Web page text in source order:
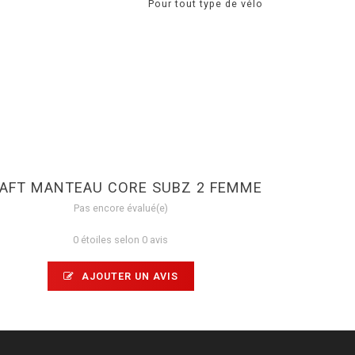
Pour tout type de vélo
MANTEAU CORE SUBZ 2 FEMME
Pas encore évalué(e)
0 étoiles selon 0 avis
AJOUTER UN AVIS